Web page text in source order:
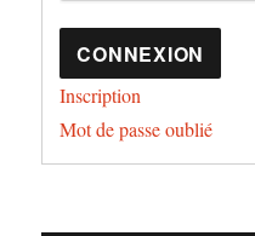
CONNEXION
Inscription
Mot de passe oublié